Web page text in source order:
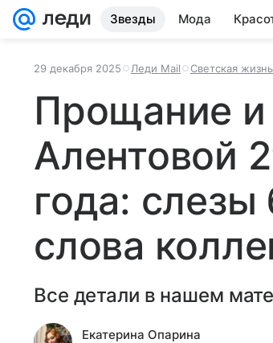
Звезды Мода
29 декабря 2025 Леди Mail Светская жизнь
Прощание
Алентовой
года: слезы
слова
Все детали в нашем
Екатерина Опарина